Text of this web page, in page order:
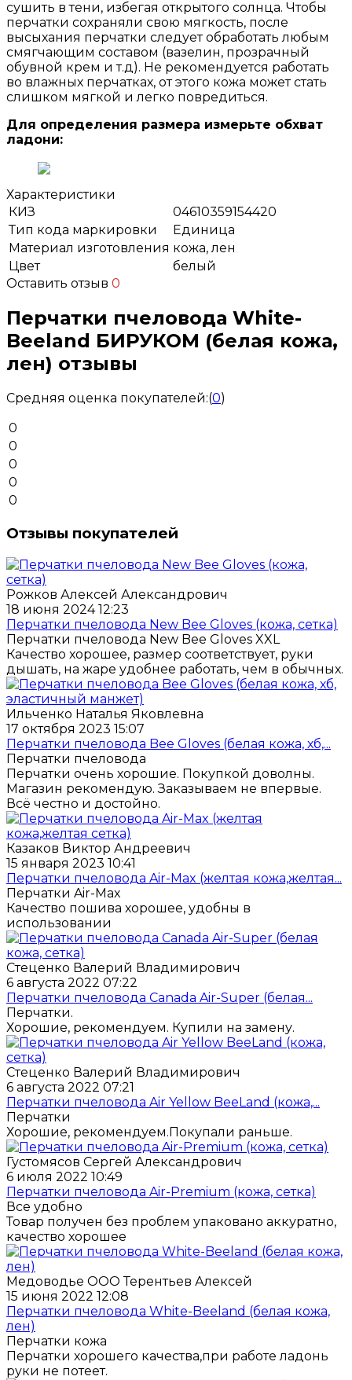
сушить в тени, избегая открытого солнца. Чтобы
перчатки сохраняли свою мягкость, после
высыхания перчатки следует обработать любым
смягчающим составом (вазелин, прозрачный
обувной крем и т.д). Не рекомендуется работать
во влажных перчатках, от этого кожа может стать
слишком мягкой и легко повредиться.
Для определения размера измерьте обхват
ладони:
Характеристики
КИЗ
04610359154420
Тип кода маркировки
Единица
Материал изготовления кожа, лен
Цвет
белый
Оставить отзыв 0
Перчатки пчеловода White-
Beeland БИРУКОМ (белая кожа,
лен) отзывы
Средняя оценка покупателей:(0)
0
0
0
0
0
Отзывы покупателей
Рожков Алексей Александрович
18 июня 2024 12:23
Перчатки пчеловода New Bee Gloves (кожа, сетка)
Перчатки пчеловода New Bee Gloves XXL
Качество хорошее, размер соответствует, руки
дышать, на жаре удобнее работать, чем в обычных.
Ильченко Наталья Яковлевна
17 октября 2023 15:07
Перчатки пчеловода Bee Gloves (белая кожа, хб,...
Перчатки пчеловода
Перчатки очень хорошие. Покупкой доволны.
Магазин рекомендую. Заказываем не впервые.
Всё честно и достойно.
Казаков Виктор Андреевич
15 января 2023 10:41
Перчатки пчеловода Air-Max (желтая кожа,желтая...
Перчатки Air-Max
Качество пошива хорошее, удобны в
использовании
Стеценко Валерий Владимирович
6 августа 2022 07:22
Перчатки пчеловода Canada Air-Super (белая...
Перчатки.
Хорошие, рекомендуем. Купили на замену.
Стеценко Валерий Владимирович
6 августа 2022 07:21
Перчатки пчеловода Air Yellow BeeLand (кожа,...
Перчатки
Хорошие, рекомендуем.Покупали раньше.
Густомясов Сергей Александрович
6 июля 2022 10:49
Перчатки пчеловода Air-Premium (кожа, сетка)
Все удобно
Товар получен без проблем упаковано аккуратно,
качество хорошее
Медоводье ООО Терентьев Алексей
15 июня 2022 12:08
Перчатки пчеловода White-Beeland (белая кожа,
лен)
Перчатки кожа
Перчатки хорошего качества,при работе ладонь
руки не потеет.